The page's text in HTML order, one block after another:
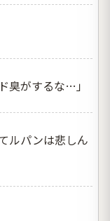
臭がするな…」
ルパンは悲しん